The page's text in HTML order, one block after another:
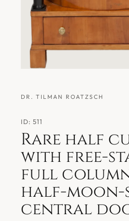
DR. TILMAN ROATZSCH
ID: 511
Rare half
with free-
full
half-moon-
central